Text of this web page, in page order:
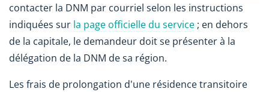
contacter la DNM par courriel selon les instructions
indiquées sur la page officielle du service ; en dehors
de la capitale, le demandeur doit se présenter à la
délégation de la DNM de sa région.
Les frais de prolongation d'une résidence transitoire